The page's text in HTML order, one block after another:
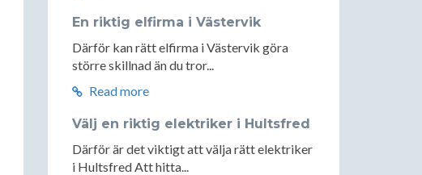
En riktig elfirma i Västervik
Därför kan rätt elfirma i Västervik göra
större skillnad än du tror...
Read more
Välj en riktig elektriker i Hultsfred
Därför är det viktigt att välja rätt elektriker
i Hultsfred Att hitta...